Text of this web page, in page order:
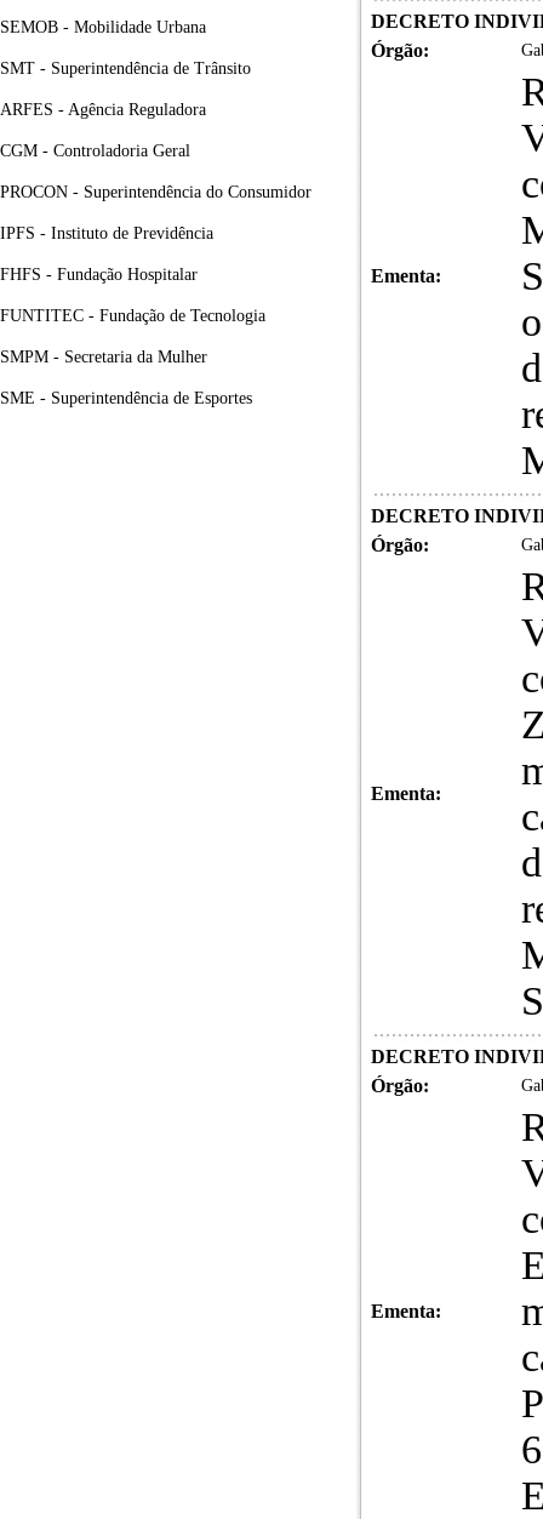
SEMOB - Mobilidade Urbana
SMT - Superintendência de Trânsito
ARFES - Agência Reguladora
CGM - Controladoria Geral
PROCON - Superintendência do Consumidor
IPFS - Instituto de Previdência
FHFS - Fundação Hospitalar
FUNTITEC - Fundação de Tecnologia
SMPM - Secretaria da Mulher
SME - Superintendência de Esportes
DECRETO
Órgão:
Ementa:
DECRETO
Órgão:
Ementa:
DECRETO
Órgão:
Ementa: